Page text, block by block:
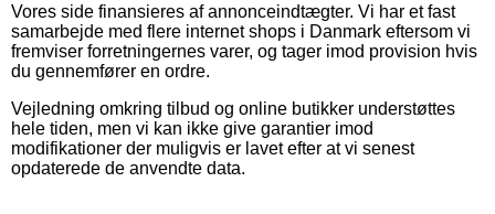
Vores side finansieres af annonceindtægter. Vi har et fast
samarbejde med flere internet shops i Danmark eftersom vi
fremviser forretningernes varer, og tager imod provision hvis
du gennemfører en ordre.
Vejledning omkring tilbud og online butikker understøttes
hele tiden, men vi kan ikke give garantier imod
modifikationer der muligvis er lavet efter at vi senest
opdaterede de anvendte data.